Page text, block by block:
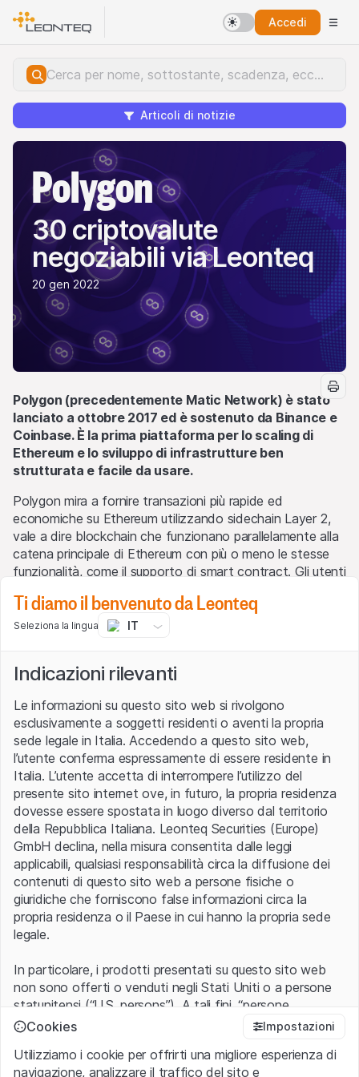
Accedi
Articoli di notizie
Polygon
30 criptovalute
negoziabili via Leonteq
20 gen 2022
Polygon (precedentemente Matic Network) è stato
lanciato a ottobre 2017 ed è sostenuto da Binance e
Coinbase. È la prima piattaforma per lo scaling di
Ethereum e lo sviluppo di infrastrutture ben
strutturata e facile da usare.
Polygon mira a fornire transazioni più rapide ed
economiche su Ethereum utilizzando sidechain Layer 2,
vale a dire blockchain che funzionano parallelamente alla
catena principale di Ethereum con più o meno le stesse
funzionalità, come il supporto di smart contract. Gli utenti
Polygon, interagire con loro al suo interno e
successivamente ritirarli sulla blockchain Ethereum.
che gira sulla blockchain di Ethereum. I token sono
valuta di regolamento tra gli utenti che operano all'interno
dell'ecosistema Polygon. Anche le commissioni di
transazione sulle sidechain di Polygon vengono pagate in
token MATIC.
Polygon trasforma Ethereum in un sistema multi-chain
con funzionalità complete simile ad altre reti come
Polkadot, Cosmos o Avalanche, con il vantaggio della
sicurezza, dell'ecosistema e dell'apertura offerti da
Ethereum.
Soluzione di investimento su Polygon -
negoziabili sul SIX Swiss Exchange
per accedere l'offerta completa di prodotti sulle
Non vediamo l'ora di rispondere a tutte le vostre
domande sui nostri prodotti e su come vengono
scambiati. Non esitate a contattarci! Telefono:
Ti diamo il benvenuto da Leonteq
Seleziona la lingua IT
Indicazioni rilevanti
Le informazioni su questo sito web si rivolgono
esclusivamente a soggetti residenti o aventi la propria
sede legale in Italia. Accedendo a questo sito web,
l’utente conferma espressamente di essere residente in
Italia. L’utente accetta di interrompere l’utilizzo del
presente sito internet ove, in futuro, la propria residenza
dovesse essere spostata in luogo diverso dal territorio
della Repubblica Italiana. Leonteq Securities (Europe)
GmbH declina, nella misura consentita dalle leggi
applicabili, qualsiasi responsabilità circa la diffusione dei
contenuti di questo sito web a persone fisiche o
giuridiche che forniscono false informazioni circa la
propria residenza o il Paese in cui hanno la propria sede
legale.
In particolare, i prodotti presentati su questo sito web
non sono offerti o venduti negli Stati Uniti o a persone
statunitensi (“U.S. persons”). A tali fini, “persone
statunitensi” vanno intese nel significato ad esse ascritto
1933 che include le persone residenti negli Stati Uniti
Cookies Impostazioni
Utilizziamo i cookie per offrirti una migliore esperienza di
navigazione, analizzare il traffico del sito e